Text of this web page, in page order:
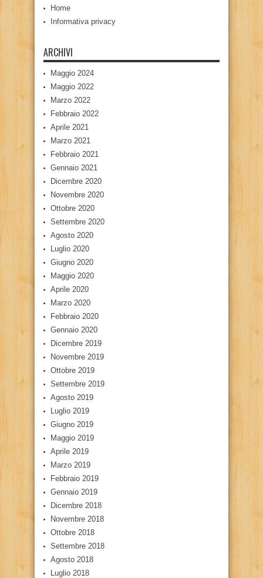
Home
Informativa privacy
ARCHIVI
Maggio 2024
Maggio 2022
Marzo 2022
Febbraio 2022
Aprile 2021
Marzo 2021
Febbraio 2021
Gennaio 2021
Dicembre 2020
Novembre 2020
Ottobre 2020
Settembre 2020
Agosto 2020
Luglio 2020
Giugno 2020
Maggio 2020
Aprile 2020
Marzo 2020
Febbraio 2020
Gennaio 2020
Dicembre 2019
Novembre 2019
Ottobre 2019
Settembre 2019
Agosto 2019
Luglio 2019
Giugno 2019
Maggio 2019
Aprile 2019
Marzo 2019
Febbraio 2019
Gennaio 2019
Dicembre 2018
Novembre 2018
Ottobre 2018
Settembre 2018
Agosto 2018
Luglio 2018